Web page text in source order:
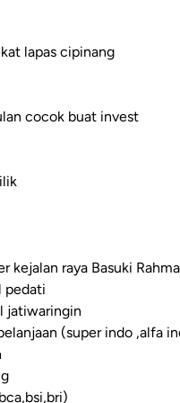
lapas cipinang
cocok buat invest
kejalan raya Basuki
pedati
jatiwaringin
(super indo ,alfa